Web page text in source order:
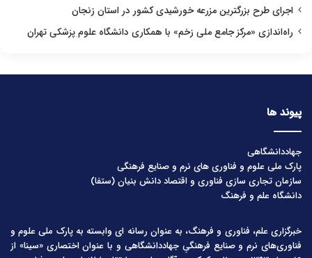
اجرای طرح بزرگترین مزرعه خورشیدی کشور در استان زنجان
راه‌اندازی «مرکز جامع ملی زخم» با همکاری دانشگاه علوم پزشکی تهران
پیوند ها
جهاددانشگاهی
پارک ملی علوم و فناوری های نرم و صنایع فرهنگی
سازمان تجاری سازی فناوری و اقتصاد دانش بنیان (ستفا)
دانشگاه علم و فرهنگ
خبرگزاری علم، فناوری و فرهنگ، به عنوان رسانه ای وابسته به پارک ملی علوم و
فناوری‌های نرم و صنایع فرهنگیِ جهاددانشگاهی و با عنوان اختصاری «سینا» از